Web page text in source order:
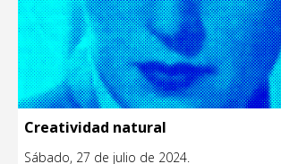
Creatividad natural
Sábado, 27 de julio de 2024.